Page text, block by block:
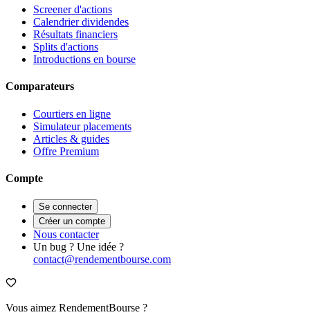
Screener d'actions
Calendrier dividendes
Résultats financiers
Splits d'actions
Introductions en bourse
Comparateurs
Courtiers en ligne
Simulateur placements
Articles & guides
Offre Premium
Compte
Se connecter
Créer un compte
Nous contacter
Un bug ? Une idée ?
contact@rendementbourse.com
Vous aimez RendementBourse ?